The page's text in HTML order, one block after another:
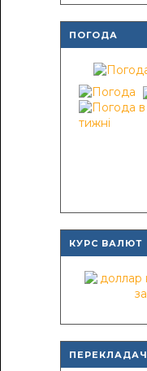
ПОГОДА
КУРС ВАЛЮТ
ПЕРЕКЛАДАЧ.